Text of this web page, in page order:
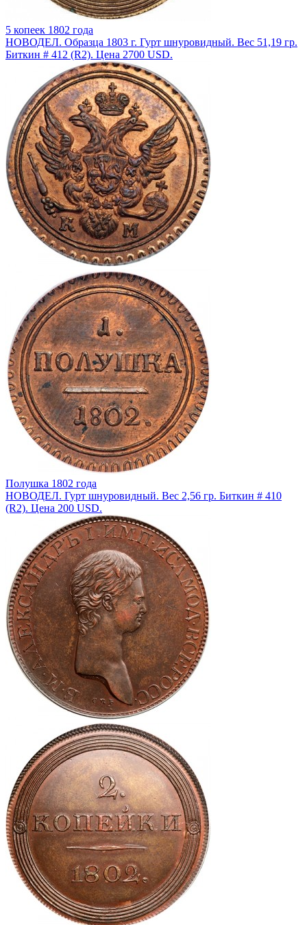
5 копеек 1802 года
НОВОДЕЛ. Образца 1803 г. Гурт шнуровидный. Вес 51,19 гр.
Биткин # 412 (R2). Цена 2700 USD.
Полушка 1802 года
НОВОДЕЛ. Гурт шнуровидный. Вес 2,56 гр. Биткин # 410
(R2). Цена 200 USD.